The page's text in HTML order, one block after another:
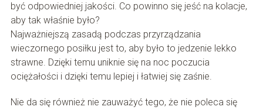
być odpowiedniej jakości. Co powinno się jeść na kolacje,
aby tak właśnie było?
Najważniejszą zasadą podczas przyrządzania
wieczornego posiłku jest to, aby było to jedzenie lekko
strawne. Dzięki temu uniknie się na noc poczucia
ociężałości i dzięki temu lepiej i łatwiej się zaśnie.
Nie da się również nie zauważyć tego, że nie poleca się